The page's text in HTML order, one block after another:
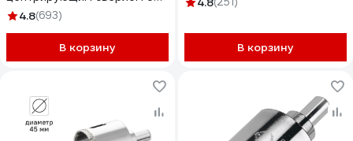
мм Diamond Industrial
4.8(693)
В корзину В корзину